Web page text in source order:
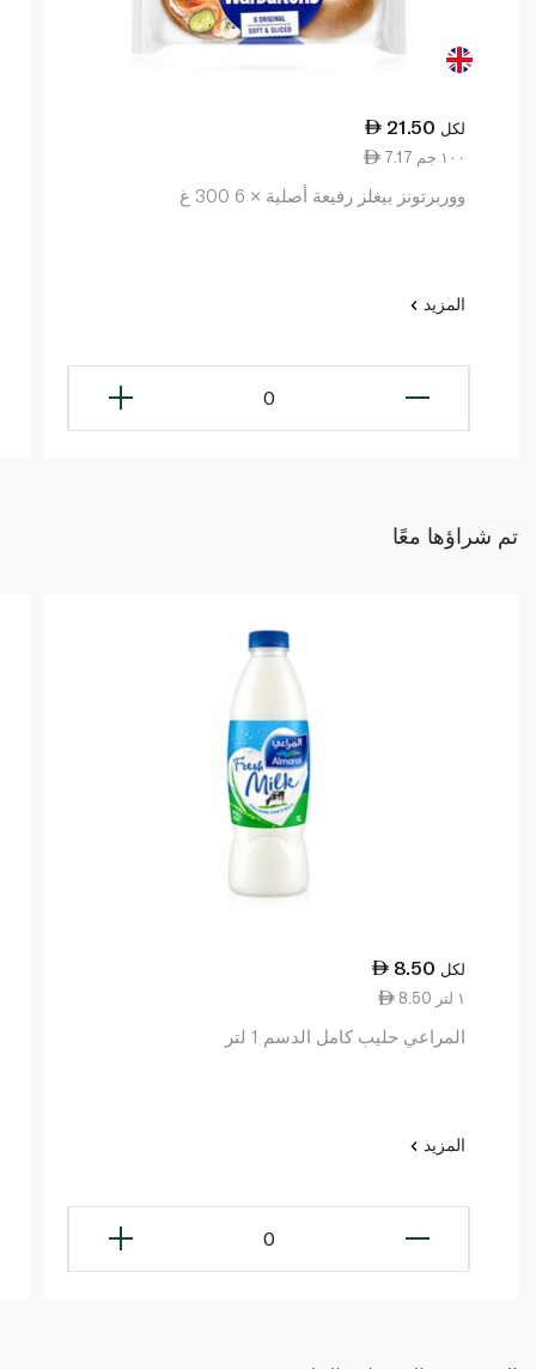
21.50 لكل
7.17 ١٠٠ جم
ووربرتونز بيغلز رفيعة أصلية × 6 300 غ
المزيد
0
تم شراؤها معًا
8.50 لكل
8.50 ١ لتر
المراعي حليب كامل الدسم 1 لتر
المزيد
0